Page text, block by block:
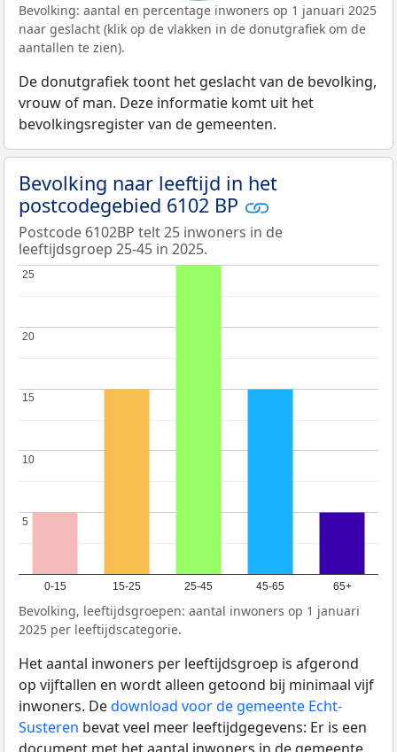
Bevolking: aantal en percentage inwoners op 1 januari 2025
naar geslacht (klik op de vlakken in de donutgrafiek om de
aantallen te zien).
De donutgrafiek toont het geslacht van de bevolking,
vrouw of man. Deze informatie komt uit het
bevolkingsregister van de gemeenten.
Bevolking naar leeftijd in het
postcodegebied 6102 BP
Postcode 6102BP telt 25 inwoners in de
leeftijdsgroep 25-45 in 2025.
0-15 15-25 25-45 45-65 65+
5
5
10
10
15
15
20
20
25
25
Bevolking, leeftijdsgroepen: aantal inwoners op 1 januari
2025 per leeftijdscategorie.
Het aantal inwoners per leeftijdsgroep is afgerond
op vijftallen en wordt alleen getoond bij minimaal vijf
inwoners. Dedownload voor de gemeente Echt-
Susteren bevat veel meer leeftijdgegevens: Er is een